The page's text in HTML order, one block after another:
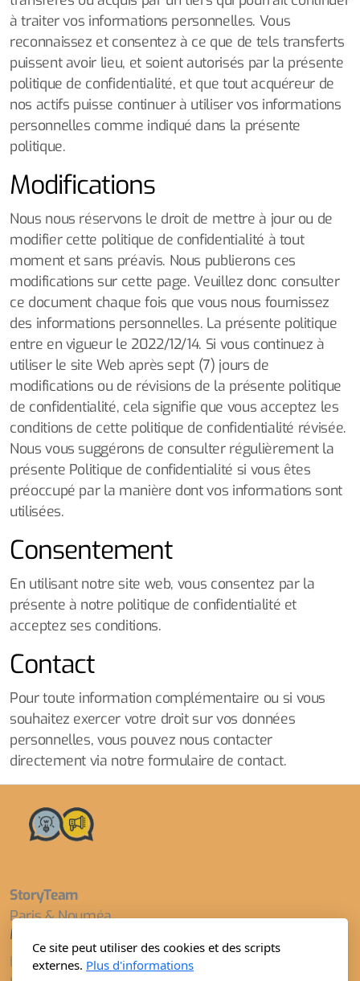
à traiter vos informations personnelles. Vous
reconnaissez et consentez à ce que de tels transferts
puissent avoir lieu, et soient autorisés par la présente
politique de confidentialité, et que tout acquéreur de
nos actifs puisse continuer à utiliser vos informations
personnelles comme indiqué dans la présente
politique.
Modifications
Nous nous réservons le droit de mettre à jour ou de
modifier cette politique de confidentialité à tout
moment et sans préavis. Nous publierons ces
modifications sur cette page. Veuillez donc consulter
ce document chaque fois que vous nous fournissez
des informations personnelles. La présente politique
entre en vigueur le 2022/12/14. Si vous continuez à
utiliser le site Web après sept (7) jours de
modifications ou de révisions de la présente politique
de confidentialité, cela signifie que vous acceptez les
conditions de cette politique de confidentialité révisée.
Nous vous suggérons de consulter régulièrement la
présente Politique de confidentialité si vous êtes
préoccupé par la manière dont vos informations sont
utilisées.
Consentement
En utilisant notre site web, vous consentez par la
présente à notre politique de confidentialité et
acceptez ses conditions.
Contact
Pour toute information complémentaire ou si vous
souhaitez exercer votre droit sur vos données
personnelles, vous pouvez nous contacter
directement via notre formulaire de contact.
StoryTeam
Paris & Nouméa
Menu principal
Késako
Mentions légales & Droits
Ce site peut utiliser des cookies et des scripts
externes. Plus d'informations